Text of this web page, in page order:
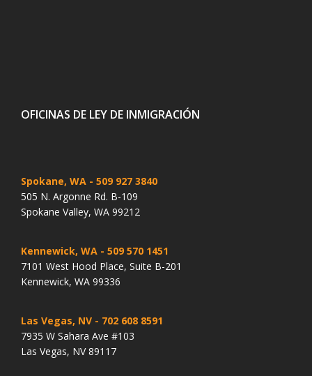
OFICINAS DE LEY DE INMIGRACIÓN
Spokane, WA - 509 927 3840
505 N. Argonne Rd. B-109
Spokane Valley, WA 99212
Kennewick, WA - 509 570 1451
7101 West Hood Place, Suite B-201
Kennewick, WA 99336
Las Vegas, NV - 702 608 8591
7935 W Sahara Ave #103
Las Vegas, NV 89117